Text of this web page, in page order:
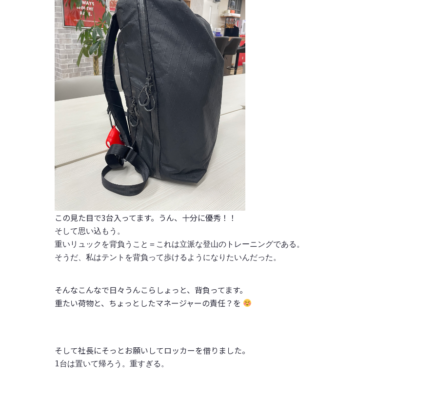
この見た目で3台入ってます。うん、十分に優秀！！
そして思い込もう。
重いリュックを背負うこと＝これは立派な登山のトレーニングである。
そうだ、私はテントを背負って歩けるようになりたいんだった。
そんなこんなで日々うんこらしょっと、背負ってます。
重たい荷物と、ちょっとしたマネージャーの責任？を
そして社長にそっとお願いしてロッカーを借りました。
1台は置いて帰ろう。重すぎる。